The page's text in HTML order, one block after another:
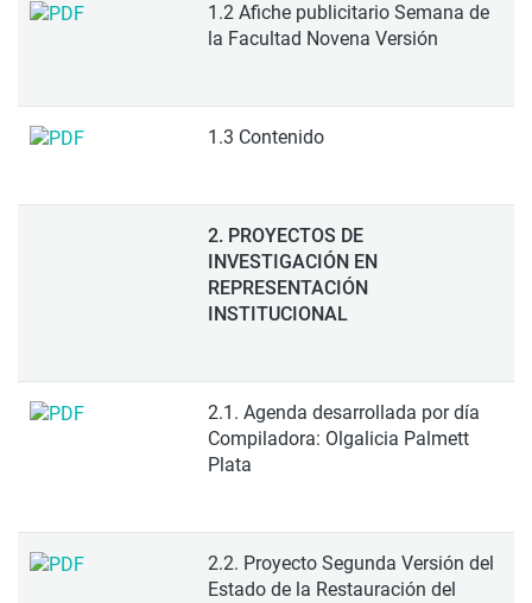
1.2 Afiche publicitario Semana de
la Facultad Novena Versión
1.3 Contenido
2. PROYECTOS DE
INVESTIGACIÓN EN
REPRESENTACIÓN
INSTITUCIONAL
2.1. Agenda desarrollada por día
Compiladora: Olgalicia Palmett
Plata
2.2. Proyecto Segunda Versión del
Estado de la Restauración del